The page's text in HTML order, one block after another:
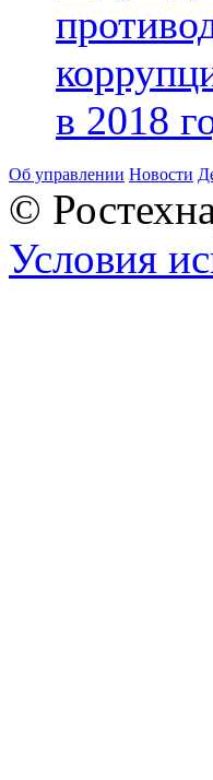
в 2018
Об управлении Новости
©
Условия